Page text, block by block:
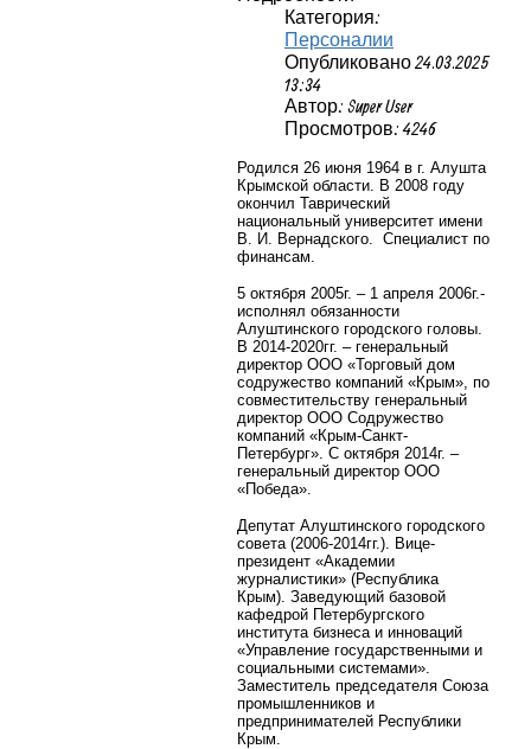
Категория:
Персоналии
Опубликовано 24.03.2025
13:34
Автор: Super User
Просмотров: 4246
Родился 26 июня 1964 в г. Алушта
Крымской области. В 2008 году
окончил Таврический
национальный университет имени
В. И. Вернадского. Специалист по
финансам.
5 октября 2005г. – 1 апреля 2006г.-
исполнял обязанности
Алуштинского городского головы.
В 2014-2020гг. – генеральный
директор ООО «Торговый дом
содружество компаний «Крым», по
совместительству генеральный
директор ООО Содружество
компаний «Крым-Санкт-
Петербург». С октября 2014г. –
генеральный директор ООО
«Победа».
Депутат Алуштинского городского
совета (2006-2014гг.). Вице-
президент «Академии
журналистики» (Республика
Крым). Заведующий базовой
кафедрой Петербургского
института бизнеса и инноваций
«Управление государственными и
социальными системами».
Заместитель председателя Союза
промышленников и
предпринимателей Республики
Крым.